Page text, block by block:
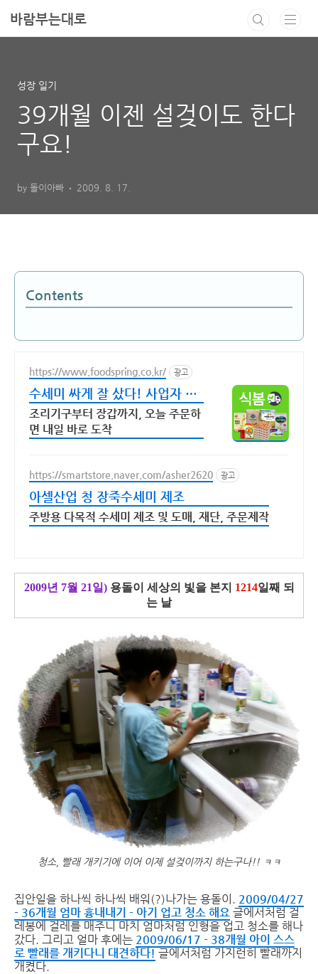
바람부는대로
성장 일기
39개월 이젠 설겆이도 한다
구요!
by 돌이아빠 2009. 8. 17.
Contents
https://www.foodspring.co.kr/ 광고
수세미 싸게 잘 샀다! 사업자 전
용 특가
조리기구부터 장갑까지, 오늘 주문하
면 내일 바로 도착
https://smartstore.naver.com/asher2620 광고
아셀산업 청 장죽수세미 제조
주방용 다목적 수세미 제조 및 도매, 재단, 주문제작
2009년 7월 21일)용돌이 세상의 빛을 본지 1214일째 되
는 날
청소, 빨래 개키기에 이어 이제 설겆이까지 하는구나!! ㅋㅋ
집안일을 하나씩 하나씩 배워(?)나가는 용돌이. 2009/04/27
- 36개월 엄마 흉내내기 - 아기 업고 청소 해요 글에서처럼 걸
레봉에 걸레를 매주니 마치 엄마처럼 인형을 업고 청소를 해나
갔다. 그리고 얼마 후에는 2009/06/17 - 38개월 아이 스스
로 빨래를 개키다니 대견하다! 글에서처럼 가지런히 빨래까지
개켰다.